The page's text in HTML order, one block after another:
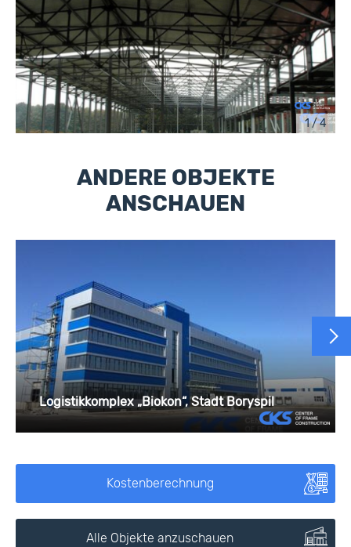
1 / 4
ANDERE OBJEKTE
ANSCHAUEN
Logistikkomplex „Biokon“, Stadt Boryspil
Kostenberechnung
Alle Objekte anzuschauen